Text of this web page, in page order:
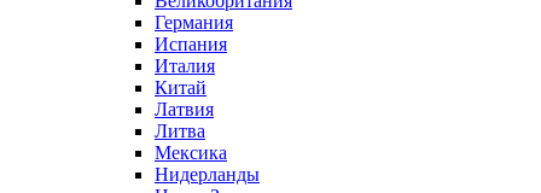
Германия
Испания
Италия
Китай
Латвия
Литва
Мексика
Нидерланды